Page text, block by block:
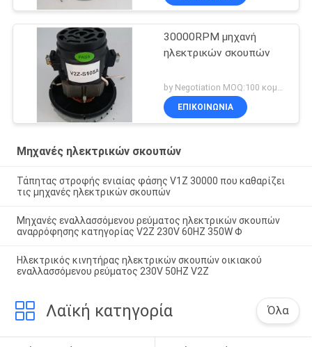
30000RPM μηχανή
ηλεκτρικών σκουπών
by Negotiation MOQ:100 κομμάτι/κομμάτια
ΕΠΙΚΟΙΝΩΝΊΑ
Μηχανές ηλεκτρικών σκουπών
Τάπητας στροφής ενιαίας φάσης V1Z 30000 που καθαρίζει
τις μηχανές ηλεκτρικών σκουπών
Μηχανές εναλλασσόμενου ρεύματος ηλεκτρικών σκουπών
αναρρόφησης κατηγορίας V2Z 230V 60HZ 350W Φ
Ηλεκτρικός κινητήρας ηλεκτρικών σκουπών οικιακού
εναλλασσόμενου ρεύματος 230V 50HZ V2Z
Λαϊκή κατηγορία Όλα